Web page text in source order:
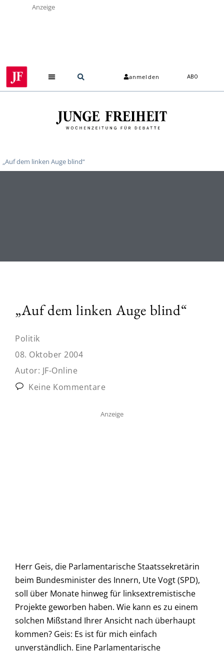
Anzeige
anmelden ABO
„Auf dem linken Auge blind“
„Auf dem linken Auge blind“
Politik
08. Oktober 2004
Autor: JF-Online
Keine Kommentare
Anzeige
Herr Geis, die Parlamentarische Staatssekretärin
beim Bundesminister des Innern, Ute Vogt (SPD),
soll über Monate hinweg für linksextremistische
Projekte geworben haben. Wie kann es zu einem
solchen Mißstand Ihrer Ansicht nach überhaupt
kommen? Geis: Es ist für mich einfach
unverständlich. Eine Parlamentarische